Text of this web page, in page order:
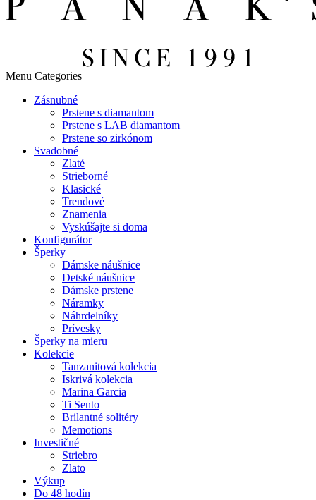
Menu Categories
Zásnubné
Prstene s diamantom
Prstene s LAB diamantom
Prstene so zirkónom
Svadobné
Zlaté
Strieborné
Klasické
Trendové
Znamenia
Vyskúšajte si doma
Konfigurátor
Šperky
Dámske náušnice
Detské náušnice
Dámske prstene
Náramky
Náhrdelníky
Prívesky
Šperky na mieru
Kolekcie
Tanzanitová kolekcia
Iskrivá kolekcia
Marina Garcia
Ti Sento
Brilantné solitéry
Memotions
Investičné
Striebro
Zlato
Výkup
Do 48 hodín